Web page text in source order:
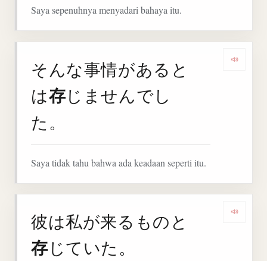
Saya sepenuhnya menyadari bahaya itu.
そんな事情があると
は存じませんでし
た。
Saya tidak tahu bahwa ada keadaan seperti itu.
彼は私が来るものと
存じていた。